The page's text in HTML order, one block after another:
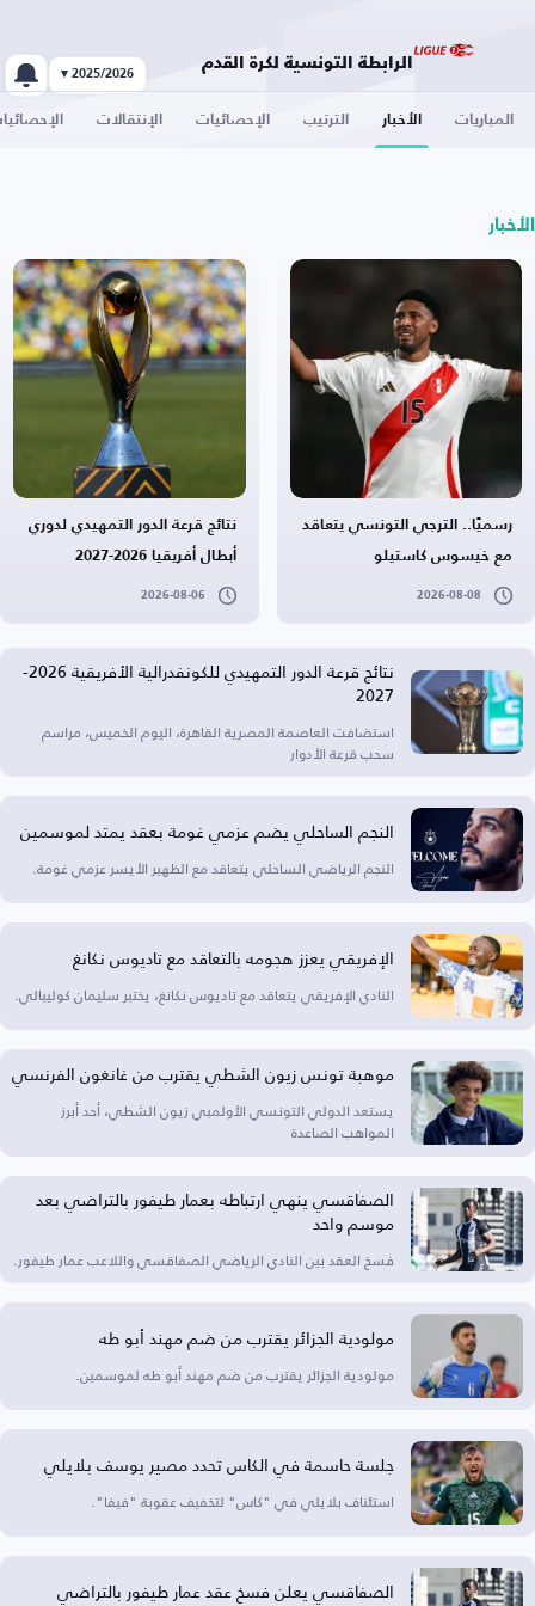
الرابطة التونسية لكرة القدم
2025/2026 ▾
المباريات الأخبار الترتيب الإحصائيات الإنتقالات
الأخبار
رسميًا.. الترجي التونسي يتعاقد
مع خيسوس كاستيلو
2026-08-08
نتائج قرعة الدور التمهيدي لدوري
أبطال أفريقيا 2026-2027
2026-08-06
نتائج قرعة الدور التمهيدي للكونفدرالية الأفريقية 2026-
2027
استضافت العاصمة المصرية القاهرة، اليوم الخميس، مراسم
سحب قرعة الأدوار
النجم الساحلي يضم عزمي غومة بعقد يمتد لموسمين
النجم الرياضي الساحلي يتعاقد مع الظهير الأيسر عزمي غومة.
الإفريقي يعزز هجومه بالتعاقد مع تاديوس نكانغ
النادي الإفريقي يتعاقد مع تاديوس نكانغ، يختبر سليمان كوليبالي.
موهبة تونس زيون الشطي يقترب من غانغون الفرنسي
يستعد الدولي التونسي الأولمبي زيون الشطي، أحد أبرز
المواهب الصاعدة
الصفاقسي ينهي ارتباطه بعمار طيفور بالتراضي بعد
موسم واحد
فسخ العقد بين النادي الرياضي الصفاقسي واللاعب عمار طيفور.
مولودية الجزائر يقترب من ضم مهند أبو طه
مولودية الجزائر يقترب من ضم مهند أبو طه لموسمين.
جلسة حاسمة في الكاس تحدد مصير يوسف بلايلي
استئناف بلايلي في "كاس" لتخفيف عقوبة "فيفا".
الصفاقسي يعلن فسخ عقد عمار طيفور بالتراضي